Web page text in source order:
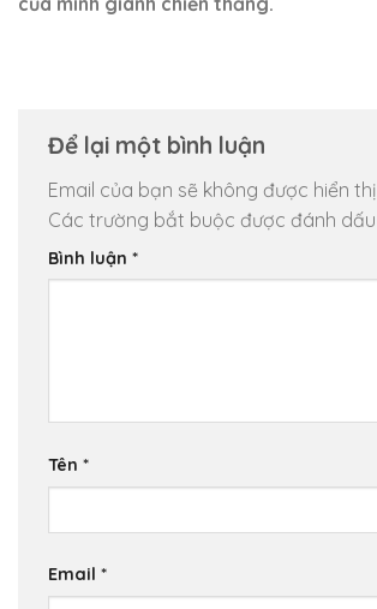
Để lại một bình luận
Email của bạn sẽ không được hiển
Các trường bắt buộc được đánh dấu
Bình luận *
Tên *
Email *